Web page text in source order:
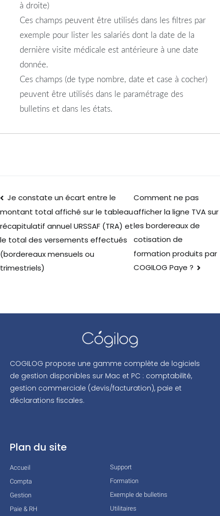
à droite)
Ces champs peuvent être utilisés dans les filtres par
exemple pour lister les salariés dont la date de la
dernière visite médicale est antérieure à une date
donnée.
Ces champs (de type nombre, date et case à cocher)
peuvent être utilisés dans le paramétrage des
bulletins et dans les états.
Je constate un écart entre le
montant total affiché sur le tableau
récapitulatif annuel URSSAF (TRA) et
le total des versements effectués
(bordereaux mensuels ou
trimestriels)
Comment ne pas
afficher la ligne TVA sur
les bordereaux de
cotisation de
formation produits par
COGILOG Paye ?
COGILOG propose une gamme complète de logiciels
de gestion disponibles sur Mac et PC : comptabilité,
gestion commerciale (devis/facturation), paie et
déclarations fiscales.
Plan du site
Accueil
Compta
Gestion
Paie & RH
Support
Formation
Exemple de bulletins
Utilitaires